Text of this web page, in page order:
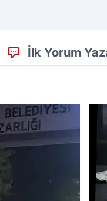
İlk Yorum